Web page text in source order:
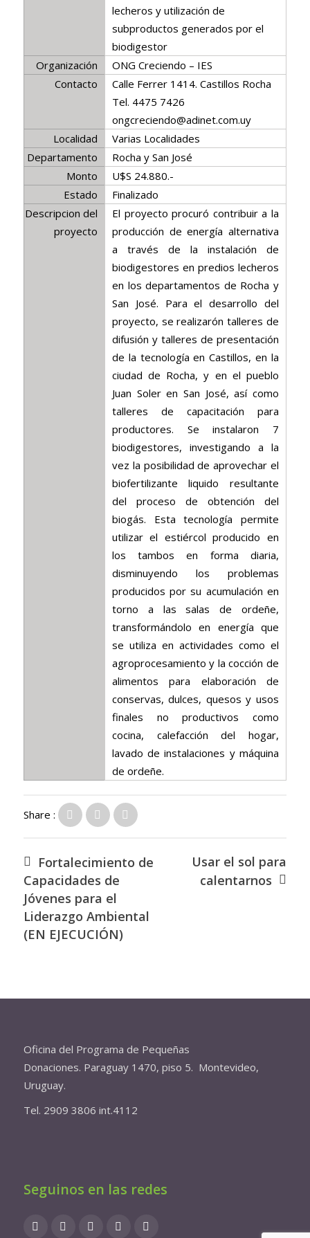
lecheros y utilización de
subproductos generados por el
biodigestor
Organización
ONG Creciendo – IES
Contacto
Calle Ferrer 1414. Castillos Rocha
Tel. 4475 7426
ongcreciendo@adinet.com.uy
Localidad
Varias Localidades
Departamento
Rocha y San José
Monto
U$S 24.880.-
Estado
Finalizado
Descripcion del
proyecto
El proyecto procuró contribuir a la
producción de energía alternativa
a través de la instalación de
biodigestores en predios lecheros
en los departamentos de Rocha y
San José. Para el desarrollo del
proyecto, se realizarón talleres de
difusión y talleres de presentación
de la tecnología en Castillos, en la
ciudad de Rocha, y en el pueblo
Juan Soler en San José, así como
talleres de capacitación para
productores. Se instalaron 7
biodigestores, investigando a la
vez la posibilidad de aprovechar el
biofertilizante liquido resultante
del proceso de obtención del
biogás. Esta tecnología permite
utilizar el estiércol producido en
los tambos en forma diaria,
disminuyendo los problemas
producidos por su acumulación en
torno a las salas de ordeñe,
transformándolo en energía que
se utiliza en actividades como el
agroprocesamiento y la cocción de
alimentos para elaboración de
conservas, dulces, quesos y usos
finales no productivos como
cocina, calefacción del hogar,
lavado de instalaciones y máquina
de ordeñe.
Share :
Fortalecimiento de
Capacidades de
Jóvenes para el
Liderazgo Ambiental
(EN EJECUCIÓN)
Usar el sol para
calentarnos
Oficina del Programa de Pequeñas
Donaciones. Paraguay 1470, piso 5. Montevideo,
Uruguay.
Tel. 2909 3806 int.4112
Seguinos en las redes